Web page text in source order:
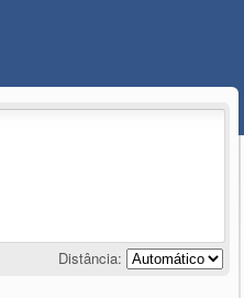
Distância: